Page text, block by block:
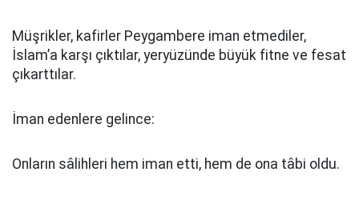
Müşrikler, kafirler Peygambere iman etmediler,
İslam’a karşı çıktılar, yeryüzünde büyük fitne ve fesat
çıkarttılar.
İman edenlere gelince:
Onların sâlihleri hem iman etti, hem de ona tâbi oldu.